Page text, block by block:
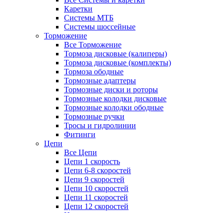
Каретки
Системы МТБ
Системы шоссейные
Торможение
Все Торможение
Тормоза дисковые (калиперы)
Тормоза дисковые (комплекты)
Тормоза ободные
Тормозные адаптеры
Тормозные диски и роторы
Тормозные колодки дисковые
Тормозные колодки ободные
Тормозные ручки
Тросы и гидролинии
Фитинги
Цепи
Все Цепи
Цепи 1 скорость
Цепи 6-8 скоростей
Цепи 9 скоростей
Цепи 10 скоростей
Цепи 11 скоростей
Цепи 12 скоростей